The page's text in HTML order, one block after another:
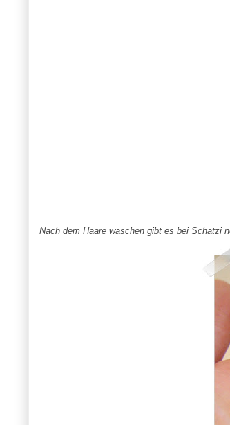
Nach dem Haare waschen gibt es bei Schatzi